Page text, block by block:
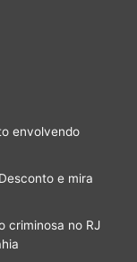
envolvendo
e mira
criminosa no RJ